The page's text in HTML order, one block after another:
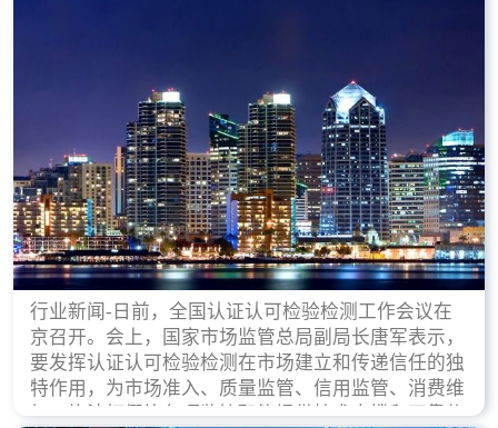
行业新闻-日前，全国认证认可检验检测工作会议在
京召开。会上，国家市场监管总局副局长唐军表示，
要发挥认证认可检验检测在市场建立和传递信任的独
特作用，为市场准入、质量监管、信用监管、消费维
权、执法打假等各项监管职能提供技术支撑和可靠依